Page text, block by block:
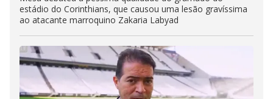
estádio do Corinthians, que causou uma lesão gravíssima
ao atacante marroquino Zakaria Labyad